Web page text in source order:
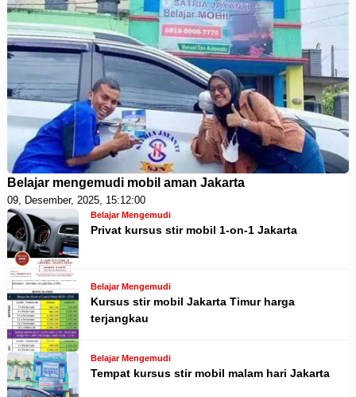
Belajar mengemudi mobil aman Jakarta
09, Desember, 2025, 15:12:00
Belajar Mengemudi
Privat kursus stir mobil 1-on-1 Jakarta
Belajar Mengemudi
Kursus stir mobil Jakarta Timur harga
terjangkau
Belajar Mengemudi
Tempat kursus stir mobil malam hari Jakarta